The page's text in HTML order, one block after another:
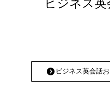
ビジネス英会話